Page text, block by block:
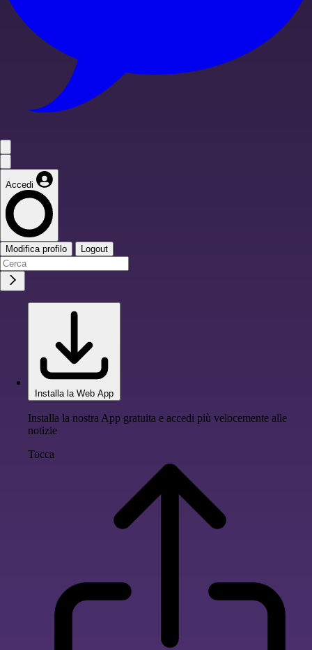
Accedi
Modifica profilo Logout
Installa la Web App
Installa la nostra App gratuita e accedi più velocemente alle
notizie
Tocca